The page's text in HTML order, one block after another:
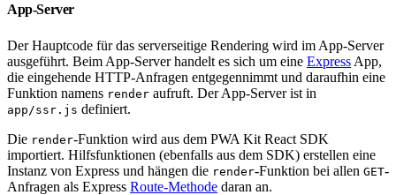
App-Server
Der Hauptcode für das serverseitige Rendering wird im App-Server
ausgeführt. Beim App-Server handelt es sich um eine Express App,
die eingehende HTTP-Anfragen entgegennimmt und daraufhin eine
Funktion namens render aufruft. Der App-Server ist in
app/ssr.js definiert.
Die render-Funktion wird aus dem PWA Kit React SDK
importiert. Hilfsfunktionen (ebenfalls aus dem SDK) erstellen eine
Instanz von Express und hängen die render-Funktion bei allen GET-
Anfragen als Express Route-Methode daran an.